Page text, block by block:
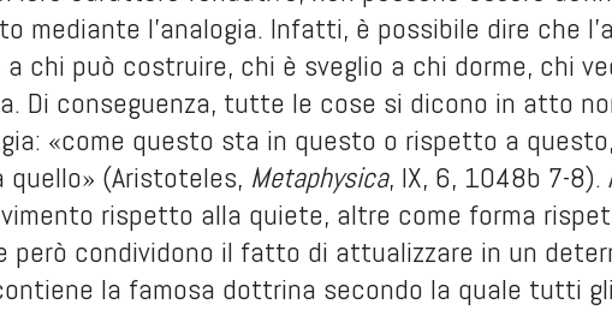
mediante l’analogia. Infatti, è possibile dire che
chi può costruire, chi è sveglio a chi dorme, chi
Di conseguenza, tutte le cose si dicono in atto
«come questo sta in questo o rispetto a
(Aristoteles, Metaphysica, IX, 6, 1048b 7-
rispetto alla quiete, altre come forma
però condividono il fatto di attualizzare in un
la famosa dottrina secondo la quale tutti